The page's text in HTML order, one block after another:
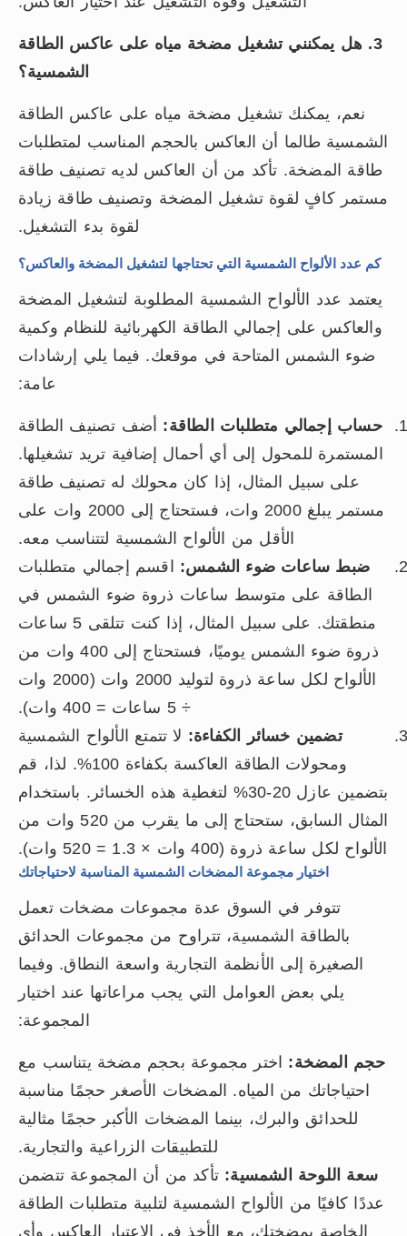
3. هل يمكنني تشغيل مضخة مياه على عاكس الطاقة
الشمسية؟
نعم، يمكنك تشغيل مضخة مياه على عاكس الطاقة
الشمسية طالما أن العاكس بالحجم المناسب لمتطلبات
طاقة المضخة. تأكد من أن العاكس لديه تصنيف طاقة
مستمر كافٍ لقوة تشغيل المضخة وتصنيف طاقة زيادة
لقوة بدء التشغيل.
كم عدد الألواح الشمسية التي تحتاجها لتشغيل المضخة والعاكس؟
يعتمد عدد الألواح الشمسية المطلوبة لتشغيل المضخة
والعاكس على إجمالي الطاقة الكهربائية للنظام وكمية
ضوء الشمس المتاحة في موقعك. فيما يلي إرشادات
عامة:
حساب إجمالي متطلبات الطاقة: أضف تصنيف الطاقة
المستمرة للمحول إلى أي أحمال إضافية تريد تشغيلها.
على سبيل المثال، إذا كان محولك له تصنيف طاقة
مستمر يبلغ 2000 وات، فستحتاج إلى 2000 وات على
الأقل من الألواح الشمسية لتتناسب معه.
ضبط ساعات ضوء الشمس: اقسم إجمالي متطلبات
الطاقة على متوسط ساعات ذروة ضوء الشمس في
منطقتك. على سبيل المثال، إذا كنت تتلقى 5 ساعات
ذروة ضوء الشمس يوميًا، فستحتاج إلى 400 وات من
الألواح لكل ساعة ذروة لتوليد 2000 وات (2000 وات
÷ 5 ساعات = 400 وات).
تضمين خسائر الكفاءة: لا تتمتع الألواح الشمسية
ومحولات الطاقة العاكسة بكفاءة 100%. لذا، قم
بتضمين عازل 20-30% لتغطية هذه الخسائر. باستخدام
المثال السابق، ستحتاج إلى ما يقرب من 520 وات من
الألواح لكل ساعة ذروة (400 وات × 1.3 = 520 وات).
اختيار مجموعة المضخات الشمسية المناسبة لاحتياجاتك
تتوفر في السوق عدة مجموعات مضخات تعمل
بالطاقة الشمسية، تتراوح من مجموعات الحدائق
الصغيرة إلى الأنظمة التجارية واسعة النطاق. وفيما
يلي بعض العوامل التي يجب مراعاتها عند اختيار
المجموعة:
حجم المضخة: اختر مجموعة بحجم مضخة يتناسب مع
احتياجاتك من المياه. المضخات الأصغر حجمًا مناسبة
للحدائق والبرك، بينما المضخات الأكبر حجمًا مثالية
للتطبيقات الزراعية والتجارية.
سعة اللوحة الشمسية: تأكد من أن المجموعة تتضمن
عددًا كافيًا من الألواح الشمسية لتلبية متطلبات الطاقة
الخاصة بمضختك، مع الأخذ في الاعتبار العاكس وأي